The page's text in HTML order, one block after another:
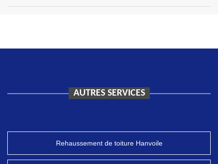
AUTRES SERVICES
Rehaussement de toiture Hanvoile